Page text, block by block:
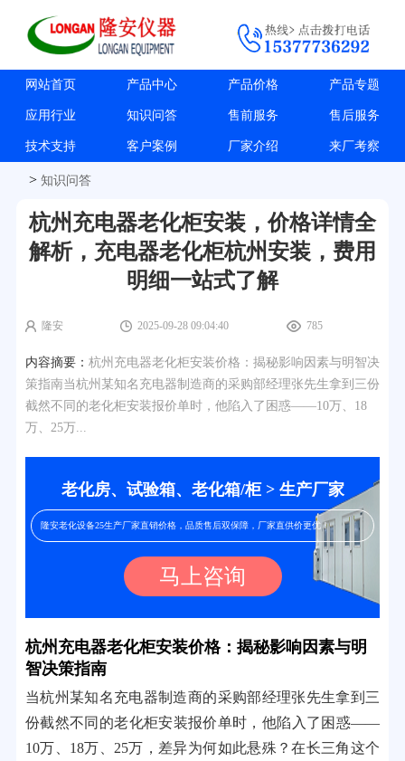
网站首页 产品中心 产品价格 产品专题
应用行业 知识问答 售前服务 售后服务
技术支持 客户案例 厂家介绍 来厂考察
> 知识问答
杭州充电器老化柜安装，价格详情全
解析，充电器老化柜杭州安装，费用
明细一站式了解
隆安 2025-09-28 09:04:40 785
内容摘要： 杭州充电器老化柜安装价格：揭秘影响因素与明智决
策指南当杭州某知名充电器制造商的采购部经理张先生拿到三份
截然不同的老化柜安装报价单时，他陷入了困惑——10万、18
万、25万...
老化房、试验箱、老化箱/柜 > 生产厂家
隆安老化设备25生产厂家直销价格，品质售后双保障，厂家直供价更优！
马上咨询
杭州充电器老化柜安装价格：揭秘影响因素与明
智决策指南
当杭州某知名充电器制造商的采购部经理张先生拿到三
份截然不同的老化柜安装报价单时，他陷入了困惑——
10万、18万、25万，差异为何如此悬殊？在长三角这个